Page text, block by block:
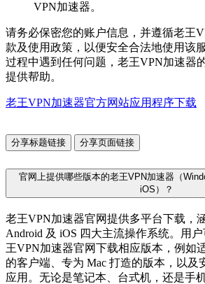
VPN加速器。
请务必保密您的账户信息，并遵循老王
款及使用政策，以便安全合法地使用该
过程中遇到任何问题，老王VPN加速器
提供帮助。
老王VPN加速器官方网站应用程序下载
分享标题链接 分享页面链接
官网上提供哪些版本的老王VPN加速器（
iOS）？
老王VPN加速器官网提供多平台下载，涵
Android 及 iOS 四大主流操作系统。用
王VPN加速器官网下载相应版本，例如
的客户端、专为 Mac 打造的版本，以及
应用。无论是笔记本、台式机，还是手